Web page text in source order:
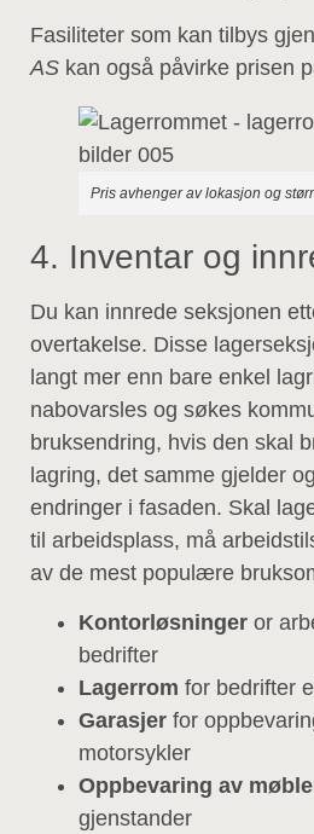
Fasiliteter som kan tilbys
AS kan også påvirke prisen
Pris avhenger av lokasjon og
4. Inventar og
Du kan innrede seksjonen
overtakelse. Disse
langt mer enn bare enkel
nabovarsles og søkes
bruksendring, hvis den skal
lagring, det samme gjelder
endringer i fasaden. Skal
til arbeidsplass, må
av de mest populære
Kontorløsninger or
bedrifter
Lagerrom for bedrifter
Garasjer for
motorsykler
Oppbevaring av
gjenstander